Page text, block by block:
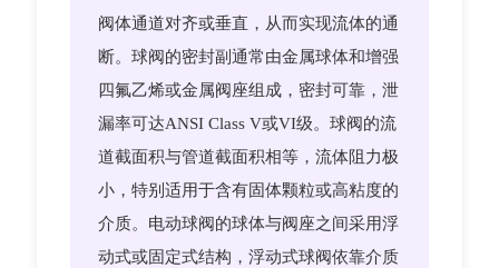
阀体通道对齐或垂直，从而实现流体的通
断。球阀的密封副通常由金属球体和增强
四氟乙烯或金属阀座组成，密封可靠，泄
漏率可达ANSI Class V或VI级。球阀的流
道截面积与管道截面积相等，流体阻力极
小，特别适用于含有固体颗粒或高粘度的
介质。电动球阀的球体与阀座之间采用浮
动式或固定式结构，浮动式球阀依靠介质